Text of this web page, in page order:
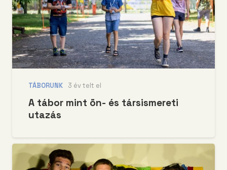
TÁBORUNK 3 év telt el
A tábor mint ön- és társismereti
utazás